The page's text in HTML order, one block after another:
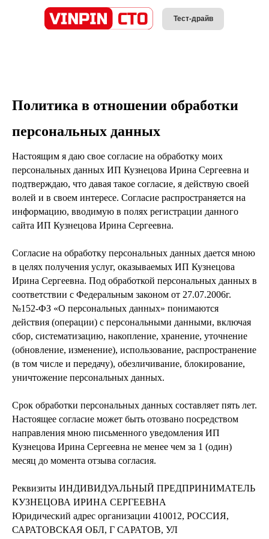
Тест-драйв
Политика в отношении обработки
персональных данных
Настоящим я даю свое согласие на обработку моих
персональных данных ИП Кузнецова Ирина Сергеевна и
подтверждаю, что давая такое согласие, я действую своей
волей и в своем интересе. Согласие распространяется на
информацию, вводимую в полях регистрации данного
сайта ИП Кузнецова Ирина Сергеевна.
Согласие на обработку персональных данных дается мною
в целях получения услуг, оказываемых ИП Кузнецова
Ирина Сергеевна. Под обработкой персональных данных в
соответствии с Федеральным законом от 27.07.2006г.
№152-ФЗ «О персональных данных» понимаются
действия (операции) с персональными данными, включая
сбор, систематизацию, накопление, хранение, уточнение
(обновление, изменение), использование, распространение
(в том числе и передачу), обезличивание, блокирование,
уничтожение персональных данных.
Срок обработки персональных данных составляет пять лет.
Настоящее согласие может быть отозвано посредством
направления мною письменного уведомления ИП
Кузнецова Ирина Сергеевна не менее чем за 1 (один)
месяц до момента отзыва согласия.
Реквизиты ИНДИВИДУАЛЬНЫЙ ПРЕДПРИНИМАТЕЛЬ
КУЗНЕЦОВА ИРИНА СЕРГЕЕВНА
Юридический адрес организации 410012, РОССИЯ,
САРАТОВСКАЯ ОБЛ, Г САРАТОВ, УЛ